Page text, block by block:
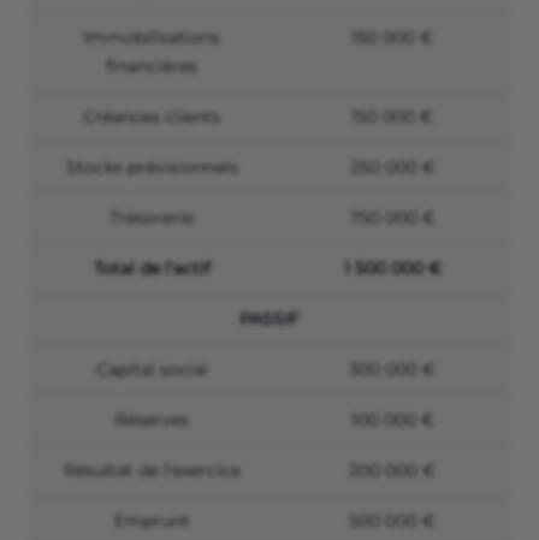
Immobilisations
financières
150 000 €
Créances clients 150 000 €
Stocks prévisionnels 250 000 €
Trésorerie 750 000 €
Total de l'actif 1 500 000 €
PASSIF
Capital social 300 000 €
Réserves 100 000 €
Résultat de l'exercice 200 000 €
Emprunt 500 000 €